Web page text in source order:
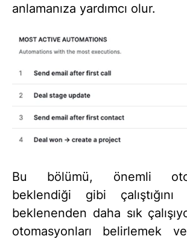
anlamanıza yardımcı olur.
Bu bölümü, önemli
beklendiği gibi çalıştığını
beklenenden daha sık
otomasyonları belirlemek